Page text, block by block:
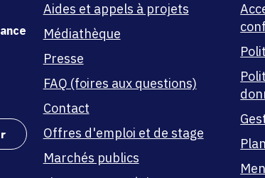
Aides et appels à projets
Médiathèque
Presse
FAQ (foires aux questions)
Contact
Offres d'emploi et de stage
Marchés publics